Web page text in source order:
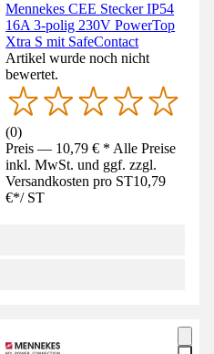
Mennekes CEE Stecker IP54
16A 3-polig 230V PowerTop
Xtra S mit SafeContact
Artikel wurde noch nicht
bewertet.
(0)
Preis — 10,79 € * Alle Preise
inkl. MwSt. und ggf. zzgl.
Versandkosten pro ST10,79
€*/ ST